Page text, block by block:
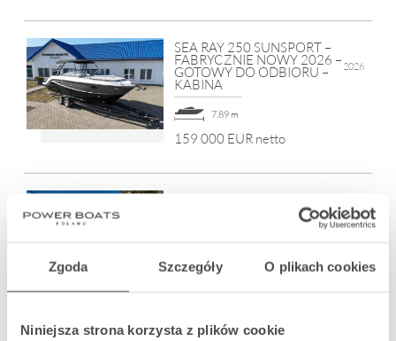
Zgoda Szczegóły O plikach cookies
Niniejsza strona korzysta z plików cookie
SEA RAY 250 SUNSPORT –
FABRYCZNIE NOWY 2026 –
GOTOWY DO ODBIORU –
KABINA
2026
7.89 m
159 000 EUR netto
NOWY MODEL – TOTALNA 2026
12 os. 7.06 m